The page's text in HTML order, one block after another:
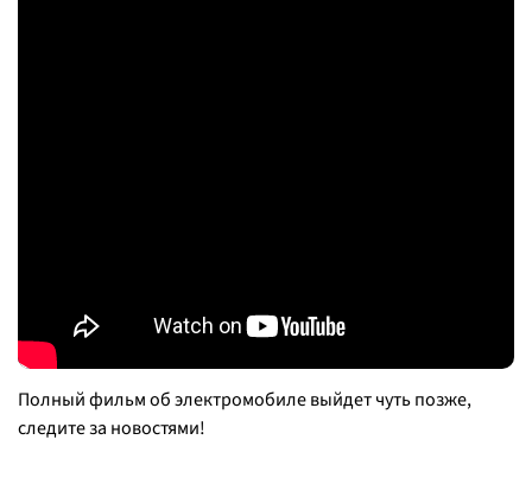
Полный фильм об электромобиле выйдет чуть позже,
следите за новостями!